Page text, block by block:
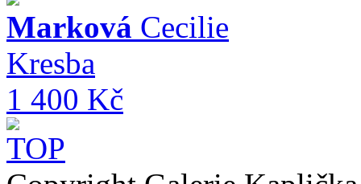
Marková Cecilie
Kresba
1 400 Kč